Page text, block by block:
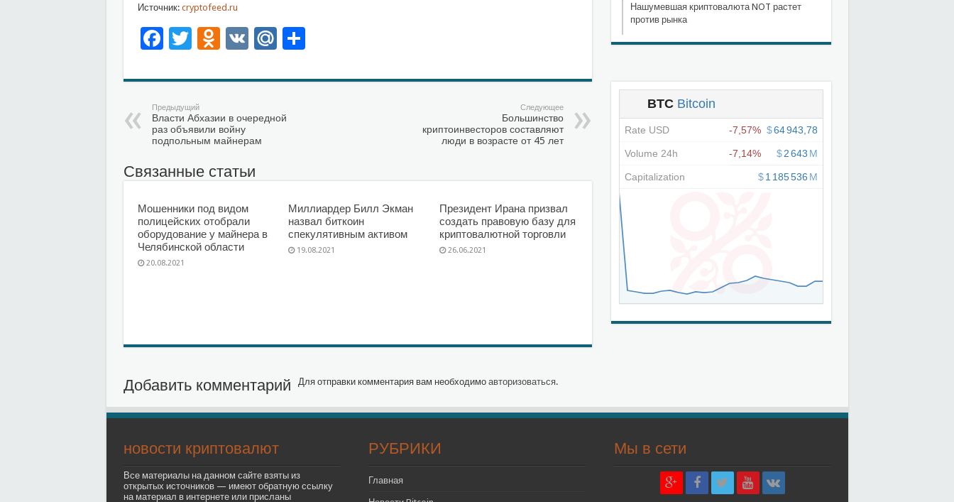
Источник:cryptofeed.ru
Facebook
Twitter
Odnoklassniki
VKMail.Ru
Отправить
Предыдущий
Власти Абхазии в очередной
раз объявили войну
подпольным майнерам
Следующее
Большинство
криптоинвесторов составляют
люди в возрасте от 45 лет
Связанные статьи
Мошенники под видом
полицейских отобрали
оборудование у майнера в
Челябинской области
20.08.2021
Миллиардер Билл Экман
назвал биткоин
спекулятивным активом
19.08.2021
Президент Ирана призвал
создать правовую базу для
криптовалютной торговли
26.06.2021
Добавить комментарий Для отправки комментария вам необходимо авторизоваться.
Нашумевшая криптовалюта NOT растет
против рынка
новости криптовалют
Все материалы на данном сайте взяты из
открытых источников — имеют обратную ссылку
на материал в интернете или присланы
РУБРИКИ
Главная
Мы в сети